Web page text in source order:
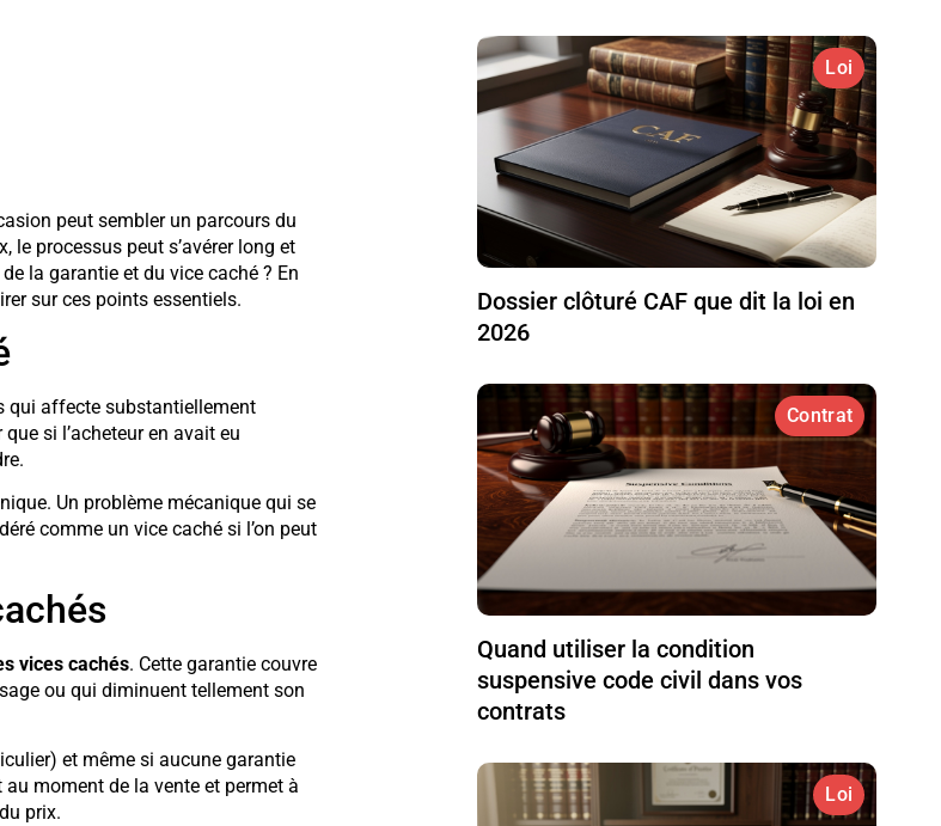
peut sembler un parcours du
processus peut s’avérer long et
la garantie et du vice caché ? En
sur ces points essentiels.
qui affecte substantiellement
si l’acheteur en avait eu
Un problème mécanique qui se
comme un vice caché si l’on peut
vices cachés. Cette garantie couvre
ou qui diminuent tellement son
et même si aucune garantie
moment de la vente et permet à
prix.
Loi
Dossier clôturé CAF que dit la loi en
2026
Contrat
Quand utiliser la condition
suspensive code civil dans vos
contrats
Loi